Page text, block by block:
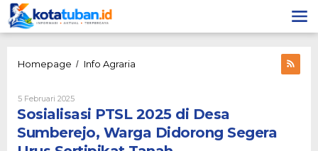
Lewati
ke
konten
Homepage / Info Agraria
Desa
Sumberejo,
Warga
5 Februari 2025Oleh
THK
Sosialisasi PTSL 2025 di Desa
Sumberejo, Warga Didorong Segera